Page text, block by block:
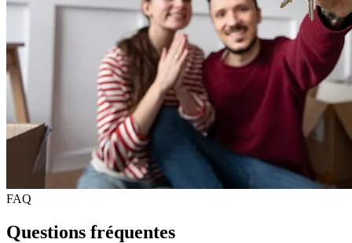
FAQ
Questions fréquentes